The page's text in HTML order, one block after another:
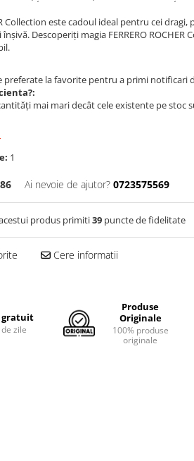
Collection este cadoul ideal pentru cei
Descoperiți magia FERRERO ROCHER
preferate la favorite pentru a primi notificari
mai mari decât cele existente pe stoc
1
Ai nevoie de ajutor? 0723575569
produs primiti39 puncte de fidelitate
Cere informatii
gratuit
zile
Produse
Originale
100% produse
originale